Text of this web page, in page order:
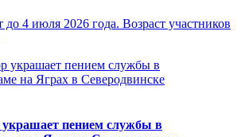
4 июля 2026 года. Возраст участников
пением службы в